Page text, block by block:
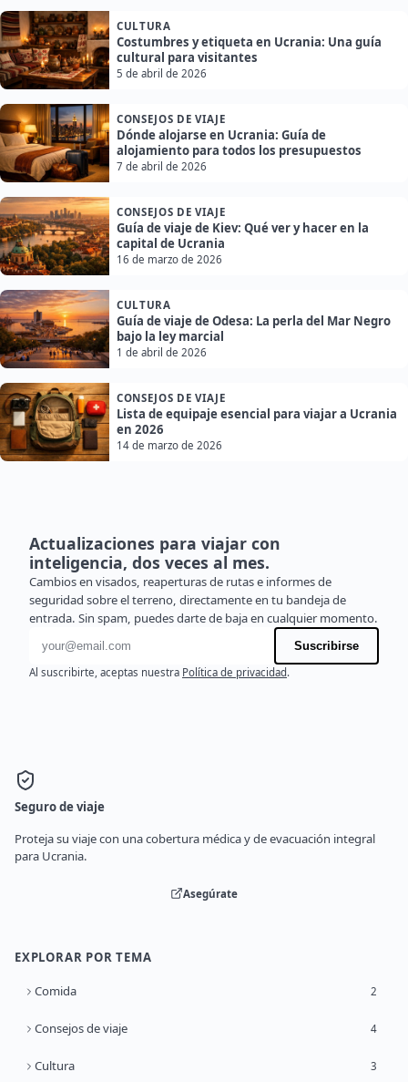
CULTURA
Costumbres y etiqueta en Ucrania: Una guía
cultural para visitantes
5 de abril de 2026
CONSEJOS DE VIAJE
Dónde alojarse en Ucrania: Guía de
alojamiento para todos los presupuestos
7 de abril de 2026
CONSEJOS DE VIAJE
Guía de viaje de Kiev: Qué ver y hacer en la
capital de Ucrania
16 de marzo de 2026
CULTURA
Guía de viaje de Odesa: La perla del Mar Negro
bajo la ley marcial
1 de abril de 2026
CONSEJOS DE VIAJE
Lista de equipaje esencial para viajar a Ucrania
en 2026
14 de marzo de 2026
Actualizaciones para viajar con
inteligencia, dos veces al mes.
Cambios en visados, reaperturas de rutas e informes de
seguridad sobre el terreno, directamente en tu bandeja de
entrada. Sin spam, puedes darte de baja en cualquier momento.
Dirección de correo electrónico
Suscribirse
Al suscribirte, aceptas nuestra Política de privacidad.
Seguro de viaje
Proteja su viaje con una cobertura médica y de evacuación integral
para Ucrania.
Asegúrate
EXPLORAR POR TEMA
Comida 2
Consejos de viaje 4
Cultura 3